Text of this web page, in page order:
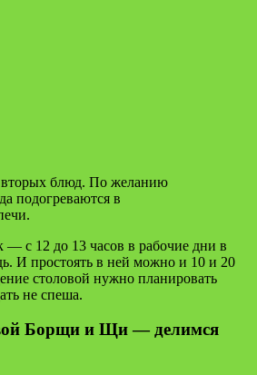
блюд. По желанию
подогреваются в
— с 12 до 13 часов в рабочие дни в
И простоять в ней можно и 10 и 20
столовой нужно планировать
не спеша.
Борщи и Щи — делимся